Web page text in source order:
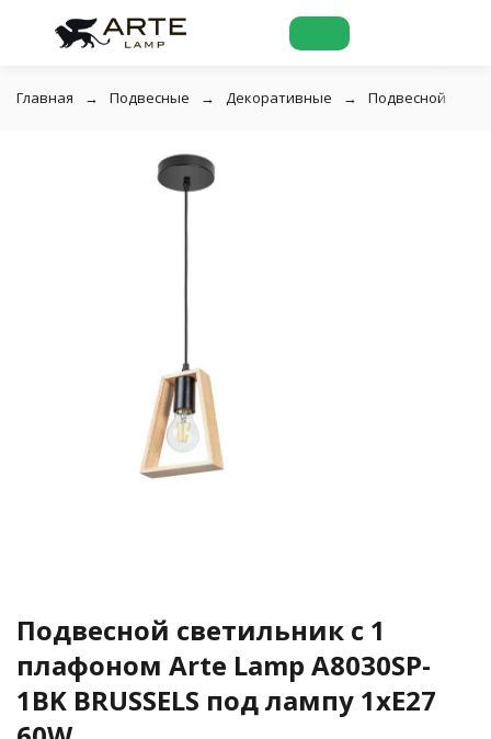
Главная Подвесные Декоративные Подвесной
Подвесной светильник с 1
плафоном Arte Lamp A8030SP-
1BK BRUSSELS под лампу 1xE27